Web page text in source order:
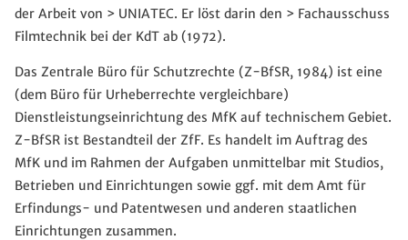
der Arbeit von > UNIATEC. Er löst darin den > Fachausschuss
Filmtechnik bei der KdT ab (1972).
Das Zentrale Büro für Schutzrechte (Z-BfSR, 1984) ist eine
(dem Büro für Urheberrechte vergleichbare)
Dienstleistungseinrichtung des MfK auf technischem Gebiet.
Z-BfSR ist Bestandteil der ZfF. Es handelt im Auftrag des
MfK und im Rahmen der Aufgaben unmittelbar mit Studios,
Betrieben und Einrichtungen sowie ggf. mit dem Amt für
Erfindungs- und Patentwesen und anderen staatlichen
Einrichtungen zusammen.